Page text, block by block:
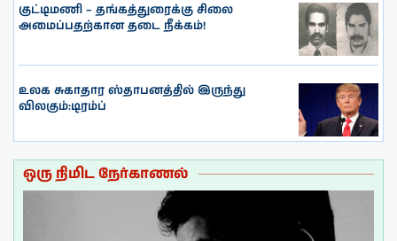
குட்டிமணி – தங்கத்துரைக்கு சிலை
அமைப்பதற்கான தடை நீக்கம்!
உலக சுகாதார ஸ்தாபனத்தில் இருந்து
விலகும்:டிரம்ப்
ஒரு நிமிட நேர்காணல்